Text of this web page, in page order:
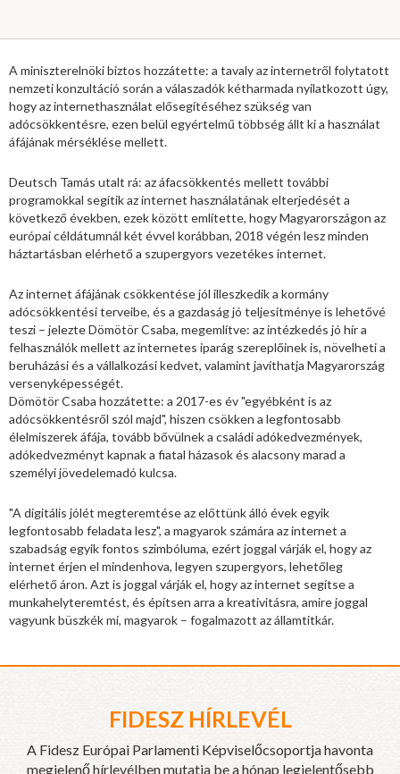
A miniszterelnöki biztos hozzátette: a tavaly az internetről folytatott
nemzeti konzultáció során a válaszadók kétharmada nyilatkozott úgy,
hogy az internethasználat elősegítéséhez szükség van
adócsökkentésre, ezen belül egyértelmű többség állt ki a használat
áfájának mérséklése mellett.
Deutsch Tamás utalt rá: az áfacsökkentés mellett további
programokkal segítik az internet használatának elterjedését a
következő években, ezek között említette, hogy Magyarországon az
európai céldátumnál két évvel korábban, 2018 végén lesz minden
háztartásban elérhető a szupergyors vezetékes internet.
Az internet áfájának csökkentése jól illeszkedik a kormány
adócsökkentési terveibe, és a gazdaság jó teljesítménye is lehetővé
teszi – jelezte Dömötör Csaba, megemlítve: az intézkedés jó hír a
felhasználók mellett az internetes iparág szereplőinek is, növelheti a
beruházási és a vállalkozási kedvet, valamint javíthatja Magyarország
versenyképességét.
Dömötör Csaba hozzátette: a 2017-es év "egyébként is az
adócsökkentésről szól majd", hiszen csökken a legfontosabb
élelmiszerek áfája, tovább bővülnek a családi adókedvezmények,
adókedvezményt kapnak a fiatal házasok és alacsony marad a
személyi jövedelemadó kulcsa.
"A digitális jólét megteremtése az előttünk álló évek egyik
legfontosabb feladata lesz", a magyarok számára az internet a
szabadság egyik fontos szimbóluma, ezért joggal várják el, hogy az
internet érjen el mindenhova, legyen szupergyors, lehetőleg
elérhető áron. Azt is joggal várják el, hogy az internet segítse a
munkahelyteremtést, és építsen arra a kreativitásra, amire joggal
vagyunk büszkék mi, magyarok – fogalmazott az államtitkár.
FIDESZ HÍRLEVÉL
A Fidesz Európai Parlamenti Képviselőcsoportja havonta
megjelenő hírlevélben mutatja be a hónap legjelentősebb